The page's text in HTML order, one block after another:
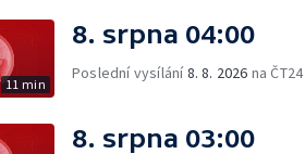
11 min
8. srpna 04:00
Poslední vysílání8. 8. 2026 na ČT24
8. srpna 03:00